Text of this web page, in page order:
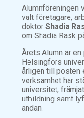
Alumnföreningen
valt företagare,
doktor Shadia
om Shadia Rask
Årets Alumn är
Helsingfors
årligen till posten
verksamhet har
universitet,
utbildning samt
andan.